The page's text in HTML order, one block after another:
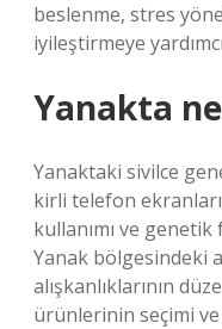
beslenme, stres
iyileştirmeye
Yanakta
Yanaktaki sivilce
kirli telefon
kullanımı ve
Yanak bölgesindeki
alışkanlıklarının
ürünlerinin seçimi